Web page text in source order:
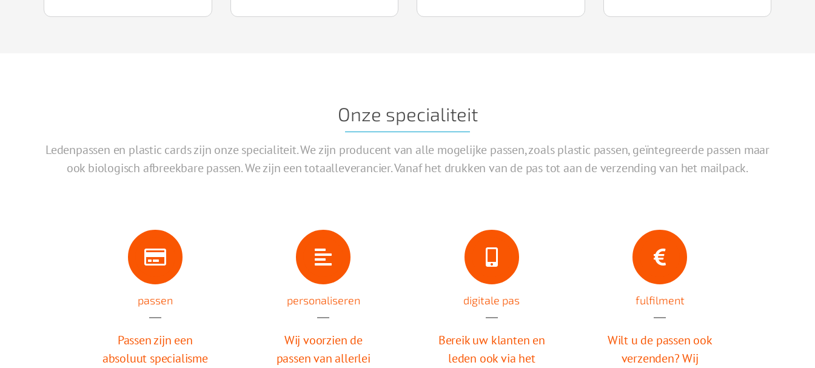
Onze specialiteit
Ledenpassen en plastic cards zijn onze specialiteit. We zijn producent van alle mogelijke passen, zoals plastic passen, geïntegreerde passen maar
ook biologisch afbreekbare passen. We zijn een totaalleverancier. Vanaf het drukken van de pas tot aan de verzending van het mailpack.
passen
Passen zijn een
absoluut specialisme
personaliseren
Wij voorzien de
passen van allerlei
digitale pas
Bereik uw klanten en
leden ook via het
fulfilment
Wilt u de passen ook
verzenden? Wij